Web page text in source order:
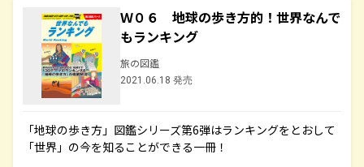
Ｗ０６ 地球の歩き方的！世界なんで
もランキング
旅の図鑑
2021.06.18 発売
「地球の歩き方」図鑑シリーズ第6弾はランキングをとおして
「世界」の今を知ることができる一冊！